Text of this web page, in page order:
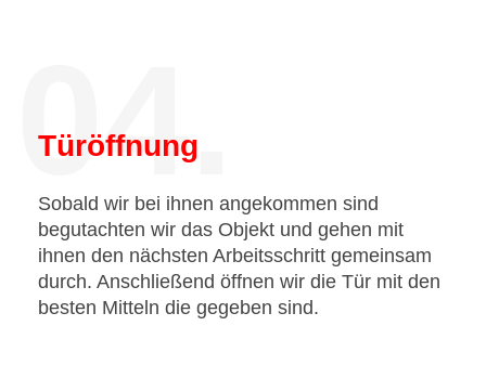
04.
Türöffnung
Sobald wir bei ihnen angekommen sind
begutachten wir das Objekt und gehen mit
ihnen den nächsten Arbeitsschritt gemeinsam
durch. Anschließend öffnen wir die Tür mit den
besten Mitteln die gegeben sind.